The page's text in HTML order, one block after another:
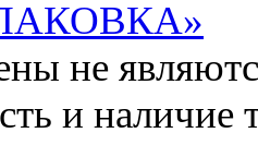
не
и наличие